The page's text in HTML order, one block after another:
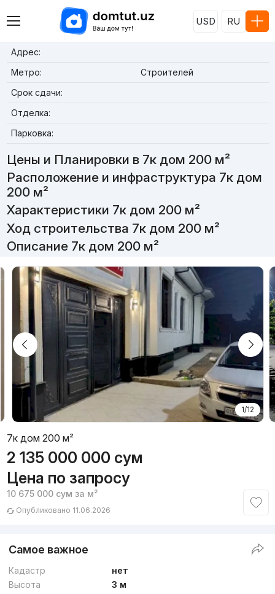
USD RU
Адрес:
Метро:
Строителей
Срок сдачи:
Отделка:
Парковка:
Цены и Планировки в 7к дом 200 м²
Расположение и инфраструктура 7к дом
200 м²
Характеристики 7к дом 200 м²
Ход строительства 7к дом 200 м²
Описание 7к дом 200 м²
1/12
7к дом 200 м²
2 135 000 000 сум
Цена по запросу
10 675 000 сум за м²
Опубликовано 11.06.2026
Самое важное
Кадастр
нет
Высота
3 м